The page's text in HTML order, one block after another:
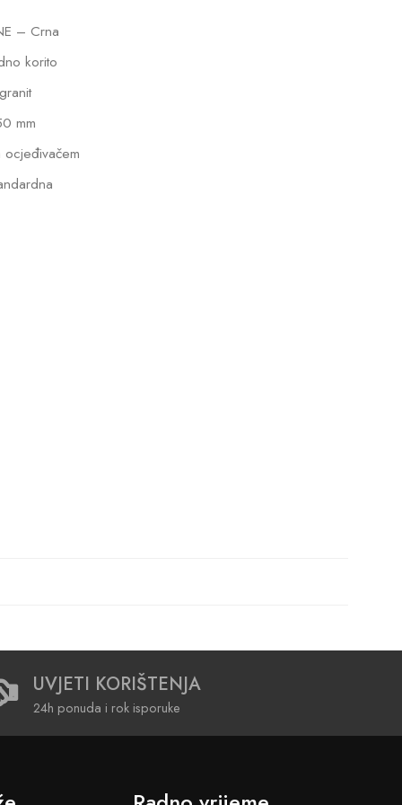
– Crna
korito
mm
ocjeđivačem
UVJETI KORIŠTENJA
24h ponuda i rok isporuke